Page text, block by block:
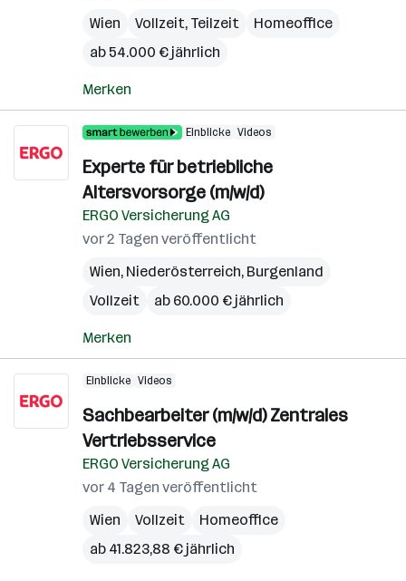
Wien
Vollzeit, Teilzeit
Homeoffice
ab 54.000 € jährlich
Merken
Einblicke Videos
Experte für betriebliche
Altersvorsorge (m/w/d)
ERGO Versicherung AG
vor 2 Tagen veröffentlicht
Wien, Niederösterreich, Burgenland
Vollzeit
ab 60.000 € jährlich
Merken
Einblicke Videos
Sachbearbeiter (m/w/d) Zentrales
Vertriebsservice
ERGO Versicherung AG
vor 4 Tagen veröffentlicht
Wien
Vollzeit
Homeoffice
ab 41.823,88 € jährlich